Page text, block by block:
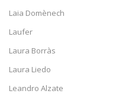
Laia Domènech
Laufer
Laura Borràs
Laura Liedo
Leandro Alzate